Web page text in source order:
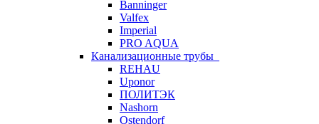
Banninger
Valfex
Imperial
PRO AQUA
Канализационные трубы
REHAU
Uponor
ПОЛИТЭК
Nashorn
Ostendorf